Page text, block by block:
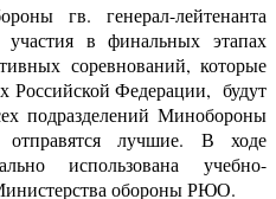
гв. генерал-лейтенанта
в финальных этапах
соревнований, которые
Российской Федерации, будут
подразделений Минобороны
лучшие. В ходе
использована учебно-
обороны РЮО.